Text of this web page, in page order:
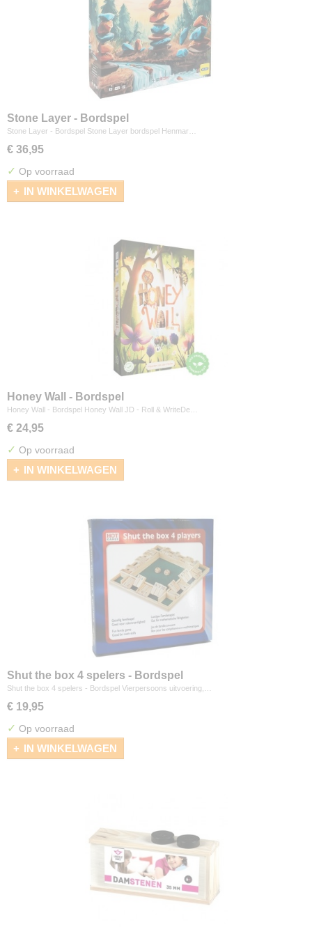
Stone Layer - Bordspel
Stone Layer - Bordspel Stone Layer bordspel Henmar…
€ 36,95
✓ Op voorraad
IN WINKELWAGEN
Honey Wall - Bordspel
Honey Wall - Bordspel Honey Wall JD - Roll & WriteDe…
€ 24,95
✓ Op voorraad
IN WINKELWAGEN
Shut the box 4 spelers - Bordspel
Shut the box 4 spelers - Bordspel Vierpersoons uitvoering,…
€ 19,95
✓ Op voorraad
IN WINKELWAGEN